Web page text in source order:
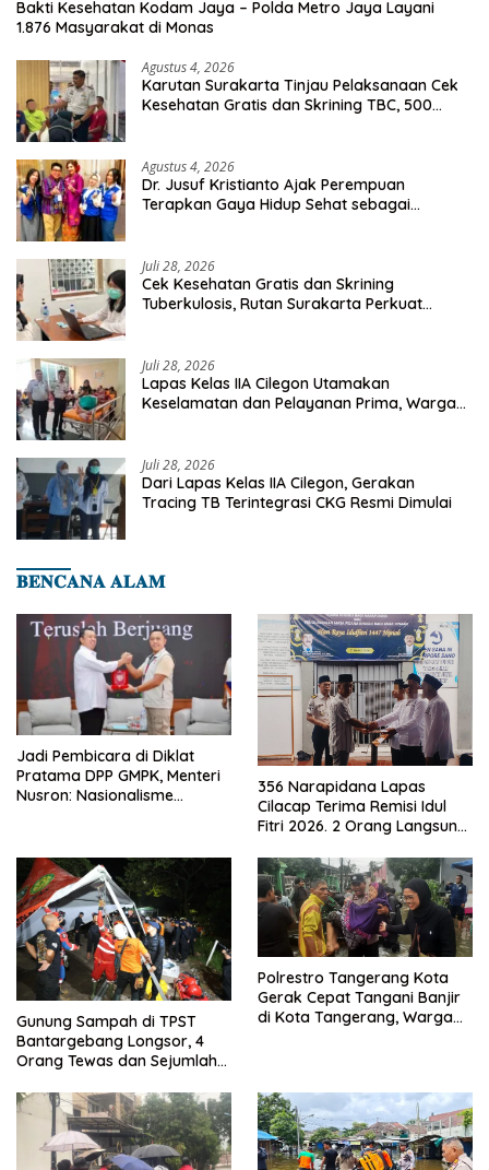
Bakti Kesehatan Kodam Jaya – Polda Metro Jaya Layani
1.876 Masyarakat di Monas
Agustus 4, 2026
Karutan Surakarta Tinjau Pelaksanaan Cek
Kesehatan Gratis dan Skrining TBC, 500
Agustus 4, 2026
Dr. Jusuf Kristianto Ajak Perempuan
Terapkan Gaya Hidup Sehat sebagai
Juli 28, 2026
Cek Kesehatan Gratis dan Skrining
Tuberkulosis, Rutan Surakarta Perkuat
Juli 28, 2026
Lapas Kelas IIA Cilegon Utamakan
Keselamatan dan Pelayanan Prima, Warga
Juli 28, 2026
Dari Lapas Kelas IIA Cilegon, Gerakan
Tracing TB Terintegrasi CKG Resmi Dimulai
𝐁𝐄𝐍𝐂𝐀𝐍𝐀 𝐀𝐋𝐀𝐌
Jadi Pembicara di Diklat
Pratama DPP GMPK, Menteri
Nusron: Nasionalisme
356 Narapidana Lapas
Cilacap Terima Remisi Idul
Fitri 2026. 2 Orang Langsung
Gunung Sampah di TPST
Bantargebang Longsor, 4
Orang Tewas dan Sejumlah
Polrestro Tangerang Kota
Gerak Cepat Tangani Banjir
di Kota Tangerang, Warga